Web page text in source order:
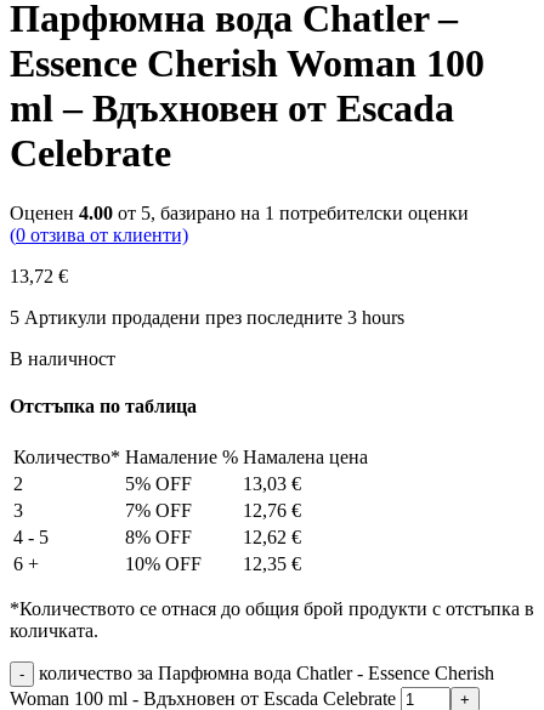
Парфюмна вода Chatler –
Essence Cherish Woman 100
ml – Вдъхновен от Escada
Celebrate
Оценен 4.00 от 5, базирано на 1 потребителски оценки
(0 отзива от клиенти)
13,72 €
5 Артикули продадени през последните 3 hours
В наличност
Отстъпка по таблица
Количество* Намаление % Намалена цена
2
5% OFF 13,03 €
3
7% OFF 12,76 €
4 - 5
8% OFF 12,62 €
6 +
10% OFF 12,35 €
*Количеството се отнася до общия брой продукти с отстъпка в
количката.
количество за Парфюмна вода Chatler - Essence Cherish
Woman 100 ml - Вдъхновен от Escada Celebrate